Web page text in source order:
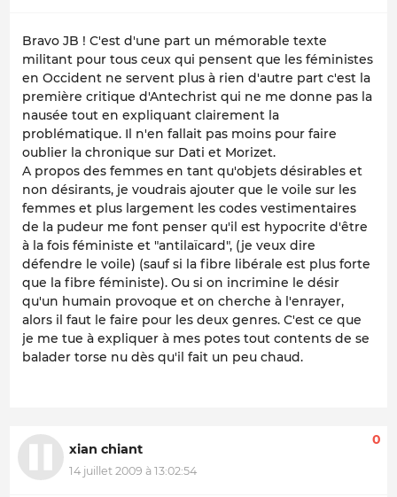
Bravo JB ! C'est d'une part un mémorable texte
militant pour tous ceux qui pensent que les féministes
en Occident ne servent plus à rien d'autre part c'est la
première critique d'Antechrist qui ne me donne pas la
nausée tout en expliquant clairement la
problématique. Il n'en fallait pas moins pour faire
oublier la chronique sur Dati et Morizet.
A propos des femmes en tant qu'objets désirables et
non désirants, je voudrais ajouter que le voile sur les
femmes et plus largement les codes vestimentaires
de la pudeur me font penser qu'il est hypocrite d'être
à la fois féministe et "antilaïcard", (je veux dire
défendre le voile) (sauf si la fibre libérale est plus forte
que la fibre féministe). Ou si on incrimine le désir
qu'un humain provoque et on cherche à l'enrayer,
alors il faut le faire pour les deux genres. C'est ce que
je me tue à expliquer à mes potes tout contents de se
balader torse nu dès qu'il fait un peu chaud.
xian chiant
14 juillet 2009 à 13:02:54
0